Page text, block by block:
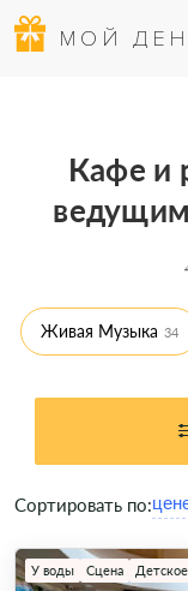
МОЙ
Кафе и
Живая Музыка 34
Сортировать по:
У воды Сцена